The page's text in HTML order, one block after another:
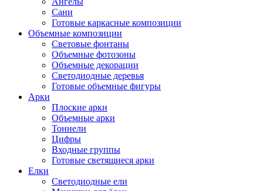
Сани
Готовые каркасные композиции
Объемные композиции
Световые фонтаны
Объемные фотозоны
Объемные декорации
Светодиодные деревья
Готовые объемные фигуры
Арки
Плоские арки
Объемные арки
Тоннели
Цифры
Входные группы
Готовые светящиеся арки
Елки
Светодиодные ели